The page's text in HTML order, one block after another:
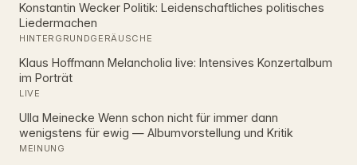
Konstantin Wecker Politik: Leidenschaftliches politisches
Liedermachen
HINTERGRUNDGERÄUSCHE
Klaus Hoffmann Melancholia live: Intensives Konzertalbum
im Porträt
LIVE
Ulla Meinecke Wenn schon nicht für immer dann
wenigstens für ewig — Albumvorstellung und Kritik
MEINUNG